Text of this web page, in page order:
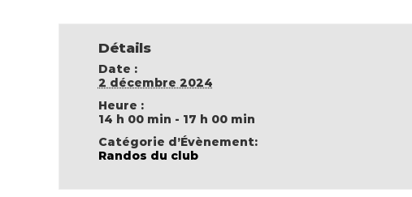
Détails
Date :
2 décembre 2024
Heure :
14 h 00 min - 17 h 00 min
Catégorie d’Évènement:
Randos du club